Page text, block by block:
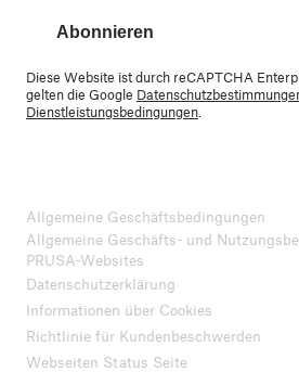
Abonnieren
Diese Website ist durch reCAPTCHA
gelten die Google
Dienstleistungsbedingungen.
Allgemeine Geschäftsbedingungen
Allgemeine Geschäfts- und
PRUSA-Websites
Datenschutzerklärung
Informationen über Cookies
Richtlinie für Kundenbeschwerden
Webseiten Status Seite